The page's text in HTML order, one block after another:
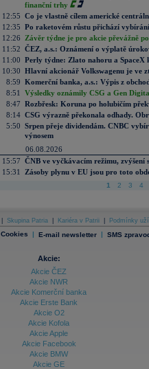
finanční trhy
12:55 Co je vlastně cílem americké
12:35 Po raketovém růstu přichází
12:26
Závěr týdne je pro akcie převážně
11:52 ČEZ, a.s.: Oznámení o výplatě
11:00 Perly týdne: Zlato nahoru a SpaceX
10:30 Hlavní akcionář Volkswagenu je ve
8:59 Komerční banka, a.s.: Výpis z
8:51
Výsledky oznámily CSG a Gen
8:47 Rozbřesk: Koruna po holubičím
8:14 CSG výrazně překonala odhady.
5:50 Srpen přeje dividendám. CNBC
výnosem
06.08.2026
15:57 ČNB ve vyčkávacím režimu, zvýšení
15:31
Zásoby plynu v EU jsou pro toto
1 2 3 4
Skupina Patria Kariéra v Patrii Podmínky
Cookies | E-mail newsletter | SMS
Akcie:
Akcie ČEZ
Akcie NWR
Akcie Komerční banka
Akcie Erste Bank
Akcie O2
Akcie Kofola
Akcie Apple
Akcie Facebook
Akcie BMW
Akcie GE